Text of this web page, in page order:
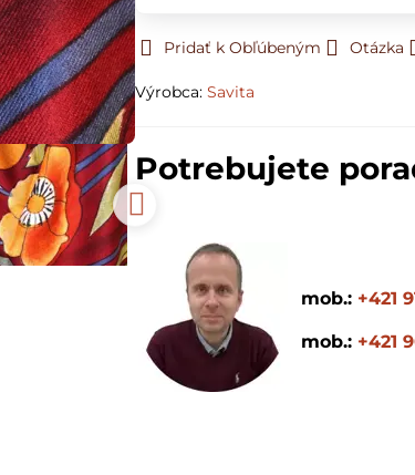
Pridať k Obľúbeným Otázka
Výrobca:Savita
Potrebujete
mob.: +421
mob.: +421